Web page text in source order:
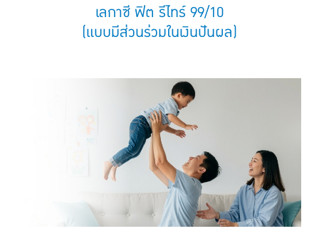
เลกาซี ฟิต รีไทร์ 99/10
(แบบมีส่วนร่วมในเงินปันผล)